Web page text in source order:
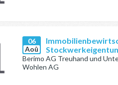
06
Aoû
Berimo AG Treuhand und
Wohlen AG